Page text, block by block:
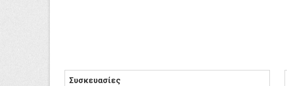
Συσκευασίες